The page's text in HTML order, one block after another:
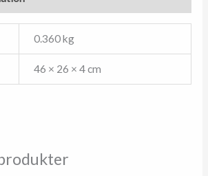
0.360 kg
46 × 26 × 4 cm